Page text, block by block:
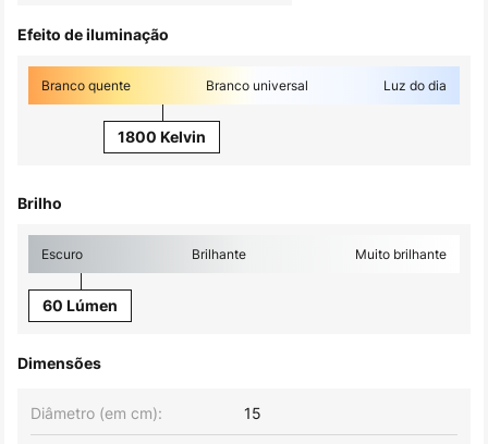
Efeito de iluminação
Branco quente Branco universal Luz do dia
1800 Kelvin
Brilho
Escuro Brilhante Muito brilhante
60 Lúmen
Dimensões
Diâmetro (em cm): 15